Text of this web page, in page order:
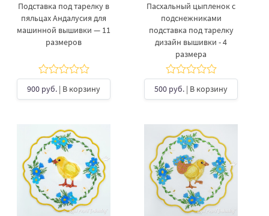
Подставка под тарелку в
пяльцах Андалусия для
машинной вышивки — 11
размеров
900 руб. | В корзину
Пасхальный цыпленок с
подснежниками
подставка под тарелку
дизайн вышивки - 4
размера
500 руб. | В корзину